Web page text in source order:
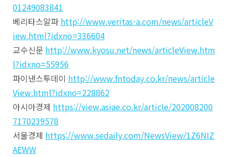
01249083841
베리타스알파 http://www.veritas-a.com/news/articleV
iew.html?idxno=336604
교수신문 http://www.kyosu.net/news/articleView.htm
l?idxno=55956
파이낸스투데이 http://www.fntoday.co.kr/news/article
View.html?idxno=228862
아시아경제 https://view.asiae.co.kr/article/202008200
7170239578
서울경제 https://www.sedaily.com/NewsView/1Z6NIZ
AEWW